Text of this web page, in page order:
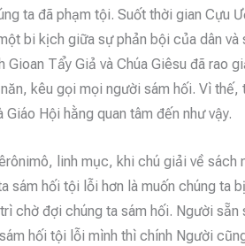
ta đã phạm tội. Suốt thời gian Cựu
bi kịch giữa sự phản bội của dân
Gioan Tẩy Giả và Chúa Giêsu đã rao
kêu gọi mọi người sám hối. Vì
Giáo Hội hằng quan tâm đến như vậy.
linh mục, khi chú giải về sách
sám hối tội lỗi hơn là muốn chúng ta
chờ đợi chúng ta sám hối. Người
hối tội lỗi mình thì chính Người